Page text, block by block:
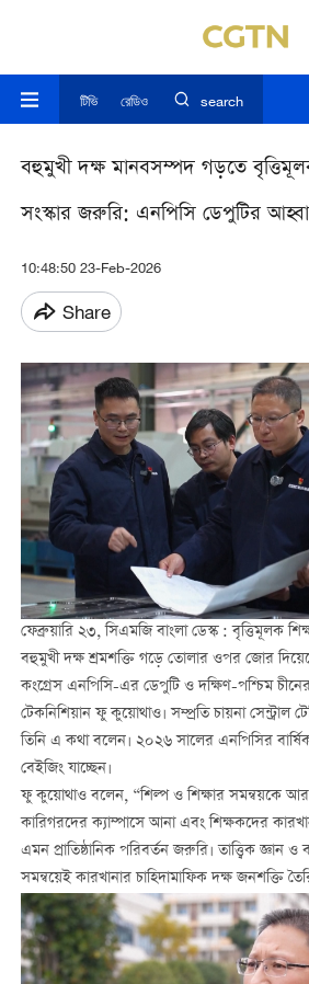
টিভি রেডিও search
বহুমুখী দক্ষ মানবসম্পদ গড়তে
সংস্কার জরুরি: এনপিসি ডেপুটির
10:48:50 23-Feb-2026
Share
ফেব্রুয়ারি ২৩, সিএমজি বাংলা ডেস্ক : বৃত্তিমূলক
বহুমুখী দক্ষ শ্রমশক্তি গড়ে তোলার ওপর জোর
কংগ্রেস এনপিসি-এর ডেপুটি ও দক্ষিণ-পশ্চিম
টেকনিশিয়ান ফু কুয়োথাও। সম্প্রতি চায়না সেন্ট্রাল
তিনি এ কথা বলেন। ২০২৬ সালের এনপিসির
বেইজিং যাচ্ছেন।
ফু কুয়োথাও বলেন, “শিল্প ও শিক্ষার সমন্বয়কে
কারিগরদের ক্যাম্পাসে আনা এবং শিক্ষকদের
এমন প্রাতিষ্ঠানিক পরিবর্তন জরুরি। তাত্ত্বিক জ্ঞান
সমন্বয়েই কারখানার চাহিদামাফিক দক্ষ জনশক্তি